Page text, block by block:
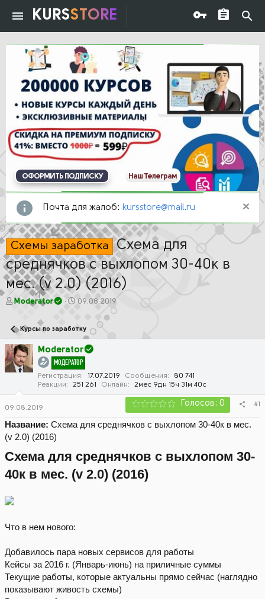
KURSSTORE
ОФОРМИТЬ ПОДПИСКУ Наш Телеграм
Почта для жалоб: kursstore@mail.ru
Схемы заработка Схема для
среднячков с выхлопом 30-40к в
мес. (v 2.0) (2016)
А
о
р
т
е
Moderator
Д
а
а
ч
а
л
а
09.08.2019
Курсы по заработку
Moderator
МОДЕРАТОР
Регистрация 17.07.2019 Сообщения
80 741
Реакции
251 261 Онлайн 2мес 9дн 15ч 31м 40с
09.08.2019 Голосов: 0 #1
Название: Схема для среднячков с выхлопом 30-40к в мес.
(v 2.0) (2016)
Схема для среднячков с выхлопом 30-
40к в мес. (v 2.0) (2016)
Что в нем нового:
Добавилось пара новых сервисов для работы
Кейсы за 2016 г. (Январь-июнь) на приличные суммы
Текущие работы, которые актуальны прямо сейчас (наглядно
показывают живость схемы)